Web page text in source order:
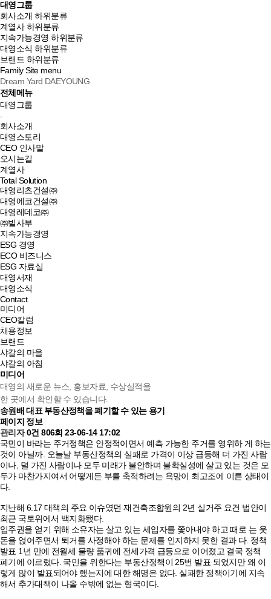
대영그룹
회사소개 하위분류
계열사 하위분류
지속가능경영 하위분류
대영소식 하위분류
브랜드 하위분류
Family Site menu
Dream Yard DAEYOUNG
전체메뉴
대영그룹
회사소개
대영스토리
CEO 인사말
오시는길
계열사
Total Solution
대영리츠건설㈜
대영에코건설㈜
대영레데코㈜
㈜빌사부
지속가능경영
ESG 경영
ECO 비즈니스
ESG 자료실
대영서재
대영소식
Contact
미디어
CEO칼럼
채용정보
브랜드
샤갈의 마을
샤갈의 아침
미디어
대영의 새로운 뉴스, 홍보자료, 수상실적을
한 곳에서 확인할 수 있습니다.
송원배 대표 부동산정책을 폐기할 수 있는 용기
페이지 정보
관리자 0건 806회 23-06-14 17:02
국민이 바라는 주거정책은 안정적이면서 예측 가능한 주거를 영위하 게 하는
것이 아닐까. 오늘날 부동산정책의 실패로 가격이 이상 급등해 더 가진 사람
이나, 덜 가진 사람이나 모두 미래가 불안하며 불확실성에 살고 있는 것은 모
두가 마찬가지여서 어떻게든 부를 축적하려는 욕망이 최고조에 이른 상태이
다.
지난해 6.17 대책의 주요 이슈였던 재건축조합원의 2년 실거주 요건 법안이
최근 국토위에서 백지화됐다.
입주권을 얻기 위해 소유자는 살고 있는 세입자를 쫓아내야 하고 때로 는 웃
돈을 얹어주면서 퇴거를 사정해야 하는 문제를 인지하지 못한 결과 다. 정책
발표 1년 만에 전월세 물량 품귀에 전세가격 급등으로 이어졌고 결국 정책
폐기에 이르렀다. 국민을 위한다는 부동산정책이 25번 발표 되었지만 왜 이
렇게 많이 발표되어야 했는지에 대한 해명은 없다. 실패한 정책이기에 지속
해서 추가대책이 나올 수밖에 없는 형국이다.